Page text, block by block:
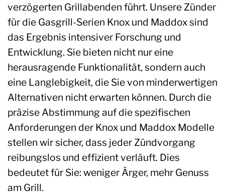
verzögerten Grillabenden führt. Unsere Zünder
für die Gasgrill-Serien Knox und Maddox sind
das Ergebnis intensiver Forschung und
Entwicklung. Sie bieten nicht nur eine
herausragende Funktionalität, sondern auch
eine Langlebigkeit, die Sie von minderwertigen
Alternativen nicht erwarten können. Durch die
präzise Abstimmung auf die spezifischen
Anforderungen der Knox und Maddox Modelle
stellen wir sicher, dass jeder Zündvorgang
reibungslos und effizient verläuft. Dies
bedeutet für Sie: weniger Ärger, mehr Genuss
am Grill.